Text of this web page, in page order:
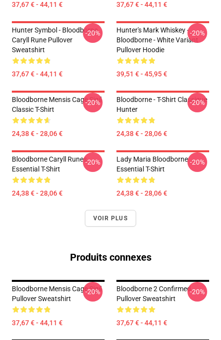
37,67 € - 44,11 € 37,67 € - 44,11 €
Hunter Symbol - Bloodborne
Caryll Rune Pullover
Sweatshirt
37,67 € - 44,11 €
-20%
Hunter's Mark Whiskey -
Bloodborne - White Variant
Pullover Hoodie
39,51 € - 45,95 €
-20%
Bloodborne Mensis Cage Sigil
Classic T-Shirt
24,38 € - 28,06 €
-20%
Bloodborne - T-Shirt Classique
Hunter
24,38 € - 28,06 €
-20%
Bloodborne Caryll Runes
Essential T-Shirt
24,38 € - 28,06 €
-20%
Lady Maria Bloodborne
Essential T-Shirt
24,38 € - 28,06 €
-20%
VOIR PLUS
Produits connexes
Bloodborne Mensis Cage Sigil
Pullover Sweatshirt
37,67 € - 44,11 €
-20%
Bloodborne 2 Confirmed
Pullover Sweatshirt
37,67 € - 44,11 €
-20%